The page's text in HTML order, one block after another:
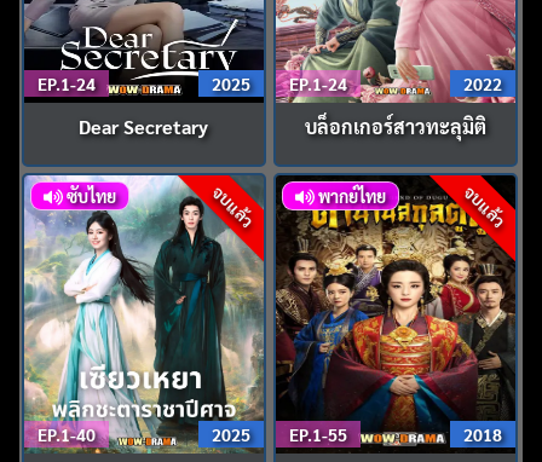
EP.1-24 2025
Dear Secretary
EP.1-24 2022
บล็อกเกอร์สาวทะลุมิติ
จบแล้ว
ซับไทย
EP.1-40 2025
จบแล้ว
พากย์ไทย
EP.1-55 2018